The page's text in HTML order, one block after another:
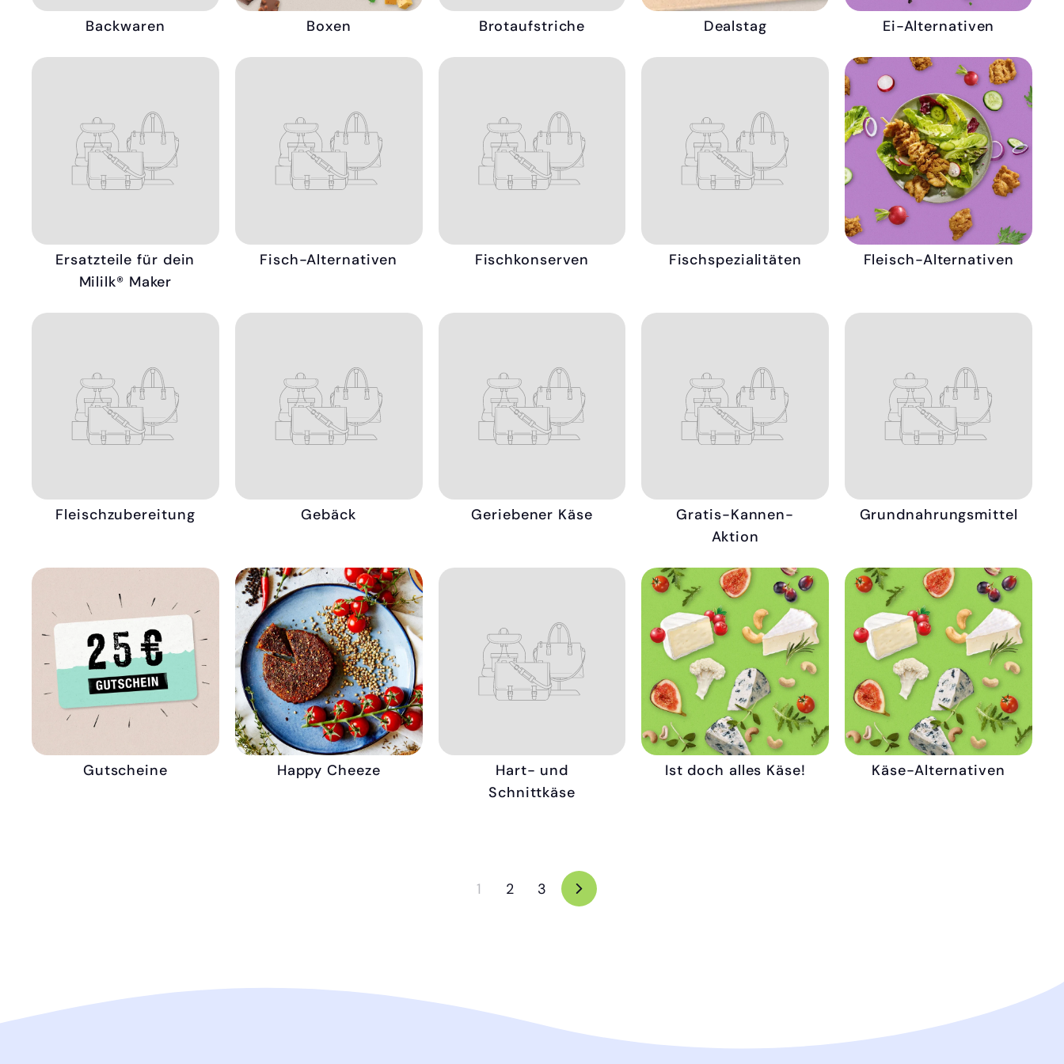
Backwaren Boxen Brotaufstriche Dealstag Ei-Alternativen
Ersatzteile für dein
Mililk® Maker
Fisch-Alternativen Fischkonserven Fischspezialitäten Fleisch-Alternativen
Fleischzubereitung Gebäck Geriebener Käse
Gratis-Kannen-
Aktion
Grundnahrungsmittel
Gutscheine Happy Cheeze
Hart- und
Schnittkäse
Ist doch alles Käse! Käse-Alternativen
1 2 3
Forward